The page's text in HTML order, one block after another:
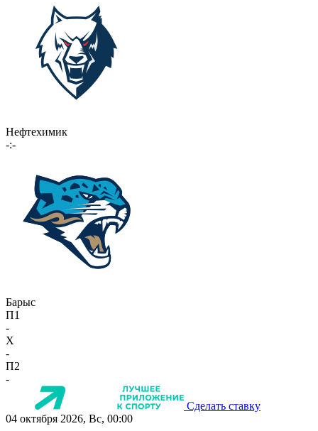
Нефтехимик
-:-
Барыс
П1
-
X
-
П2
-
Сделать ставку
04 октября 2026, Вс, 00:00